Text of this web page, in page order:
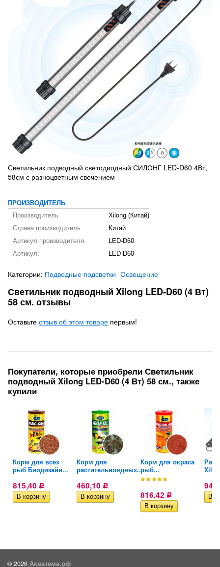
Светильник подводный светодиодный СИЛОНГ LED-D60 4Вт,
58см с разноцветным свечением
ПРОИЗВОДИТЕЛЬ
Производитель
Xilong (Китай)
Страна производитель
Китай
Артикул производителя
LED-D60
Артикул:
LED-D60
Категории: Подводные подсветки Освещение
Светильник подводный Xilong LED-D60 (4 Вт)
58 см. отзывы
Оставьте отзыв об этом товаре первым!
Покупатели, которые приобрели Светильник
подводный Xilong LED-D60 (4 Вт) 58 см., также
купили
Корм для всех
рыб Биодизайн...
815,40 Р
Корм для
растительноядных...
460,10 Р
Корм для окраса
рыб...
816,42 Р
940
© 2026 Акватема.рф